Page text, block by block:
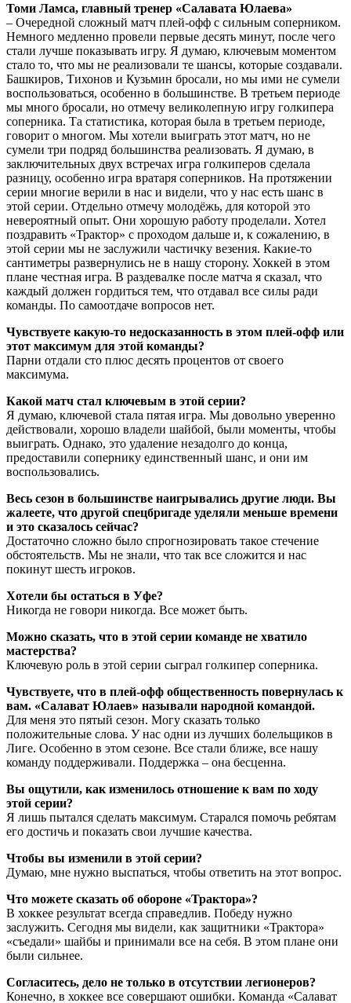
Томи Ламса, главный тренер «Салавата Юлаева»
– Очередной сложный матч плей-офф с сильным соперником.
Немного медленно провели первые десять минут, после чего
стали лучше показывать игру. Я думаю, ключевым моментом
стало то, что мы не реализовали те шансы, которые создавали.
Башкиров, Тихонов и Кузьмин бросали, но мы ими не сумели
воспользоваться, особенно в большинстве. В третьем периоде
мы много бросали, но отмечу великолепную игру голкипера
соперника. Та статистика, которая была в третьем периоде,
говорит о многом. Мы хотели выиграть этот матч, но не
сумели три подряд большинства реализовать. Я думаю, в
заключительных двух встречах игра голкиперов сделала
разницу, особенно игра вратаря соперников. На протяжении
серии многие верили в нас и видели, что у нас есть шанс в
этой серии. Отдельно отмечу молодёжь, для которой это
невероятный опыт. Они хорошую работу проделали. Хотел
поздравить «Трактор» с проходом дальше и, к сожалению, в
этой серии мы не заслужили частичку везения. Какие-то
сантиметры развернулись не в нашу сторону. Хоккей в этом
плане честная игра. В раздевалке после матча я сказал, что
каждый должен гордиться тем, что отдавал все силы ради
команды. По самоотдаче вопросов нет.
Чувствуете какую-то недосказанность в этом плей-офф или
этот максимум для этой команды?
Парни отдали сто плюс десять процентов от своего
максимума.
Какой матч стал ключевым в этой серии?
Я думаю, ключевой стала пятая игра. Мы довольно уверенно
действовали, хорошо владели шайбой, были моменты, чтобы
выиграть. Однако, это удаление незадолго до конца,
предоставили сопернику единственный шанс, и они им
воспользовались.
Весь сезон в большинстве наигрывались другие люди. Вы
жалеете, что другой спецбригаде уделяли меньше времени
и это сказалось сейчас?
Достаточно сложно было спрогнозировать такое стечение
обстоятельств. Мы не знали, что так все сложится и нас
покинут шесть игроков.
Хотели бы остаться в Уфе?
Никогда не говори никогда. Все может быть.
Можно сказать, что в этой серии команде не хватило
мастерства?
Ключевую роль в этой серии сыграл голкипер соперника.
Чувствуете, что в плей-офф общественность повернулась к
вам. «Салават Юлаев» называли народной командой.
Для меня это пятый сезон. Могу сказать только
положительные слова. У нас одни из лучших болельщиков в
Лиге. Особенно в этом сезоне. Все стали ближе, все нашу
команду поддерживали. Поддержка – она бесценна.
Вы ощутили, как изменилось отношение к вам по ходу
этой серии?
Я лишь пытался сделать максимум. Старался помочь ребятам
его достичь и показать свои лучшие качества.
Чтобы вы изменили в этой серии?
Думаю, мне нужно выспаться, чтобы ответить на этот вопрос.
Что можете сказать об обороне «Трактора»?
В хоккее результат всегда справедлив. Победу нужно
заслужить. Сегодня мы видели, как защитники «Трактора»
«съедали» шайбы и принимали все на себя. В этом плане они
были сильнее.
Согласитесь, дело не только в отсутствии легионеров?
Конечно, в хоккее все совершают ошибки. Команда «Салават